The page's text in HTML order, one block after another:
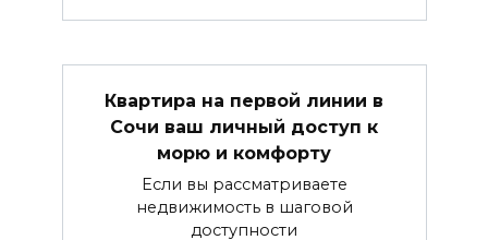
Квартира на первой линии в
Сочи ваш личный доступ к
морю и комфорту
Если вы рассматриваете
недвижимость в шаговой
доступности